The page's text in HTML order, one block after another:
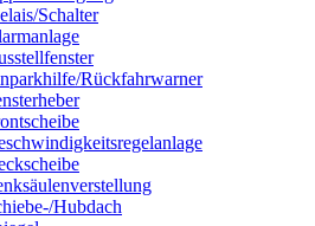
Schalter
Rückfahrwarner
Hubdach